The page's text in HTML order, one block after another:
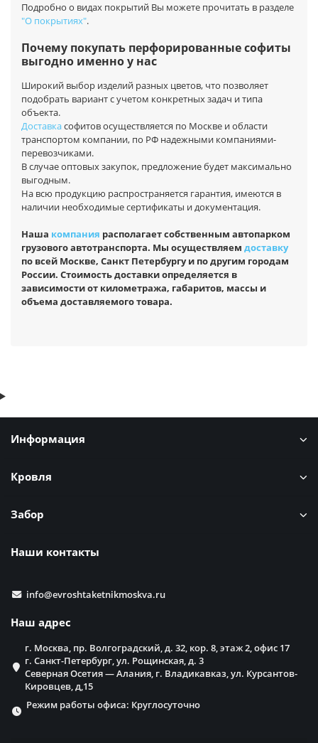
Подробно о видах покрытий Вы можете прочитать в разделе
"О покрытиях".
Почему покупать перфорированные софиты
выгодно именно у нас
Широкий выбор изделий разных цветов, что позволяет
подобрать вариант с учетом конкретных задач и типа
объекта.
Доставкасофитов осуществляется по Москве и области
транспортом компании, по РФ надежными компаниями-
перевозчиками.
В случае оптовых закупок, предложение будет максимально
выгодным.
На всю продукцию распространяется гарантия, имеются в
наличии необходимые сертификаты и документация.
Наша компания располагает собственным автопарком
грузового автотранспорта. Мы осуществляем доставку
по всей Москве, Санкт Петербургу и по другим городам
России. Стоимость доставки определяется в
зависимости от километража, габаритов, массы и
объема доставляемого товара.
Информация
Кровля
Забор
Наши контакты
info@evroshtaketnikmoskva.ru
Наш адрес
г. Москва, пр. Волгоградский, д. 32, кор. 8, этаж 2, офис 17
г. Санкт-Петербург, ул. Рощинская, д. 3
Северная Осетия — Алания, г. Владикавказ, ул. Курсантов-
Кировцев, д,15
Режим работы офиса: Круглосуточно